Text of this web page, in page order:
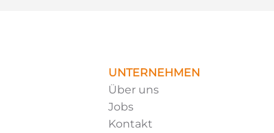
UNTERNEHMEN
Über uns
Jobs
Kontakt